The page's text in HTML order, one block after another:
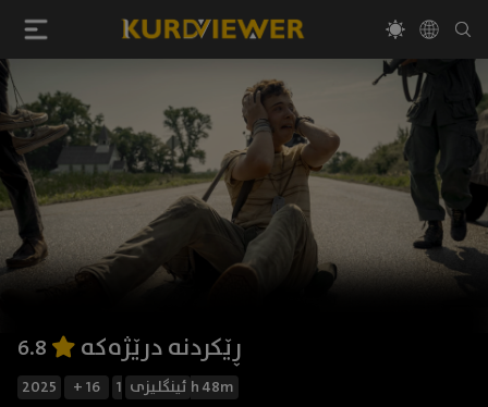
ڕێکردنە درێژەکە
2025 + 16 ئینگلیزی 1h 48m